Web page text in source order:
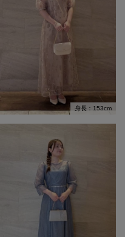
身長：153cm